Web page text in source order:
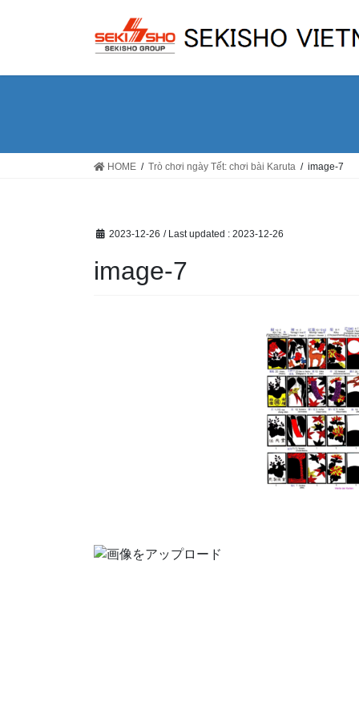
HOME Trò chơi ngày Tết: chơi bài Karuta image-7
2023-12-26 / Last updated : 2023-12-26
image-7